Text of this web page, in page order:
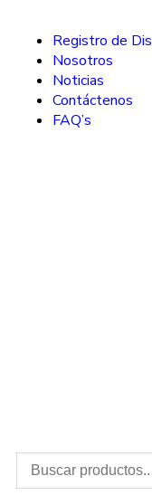
Registro de
Nosotros
Noticias
Contáctenos
FAQ’s